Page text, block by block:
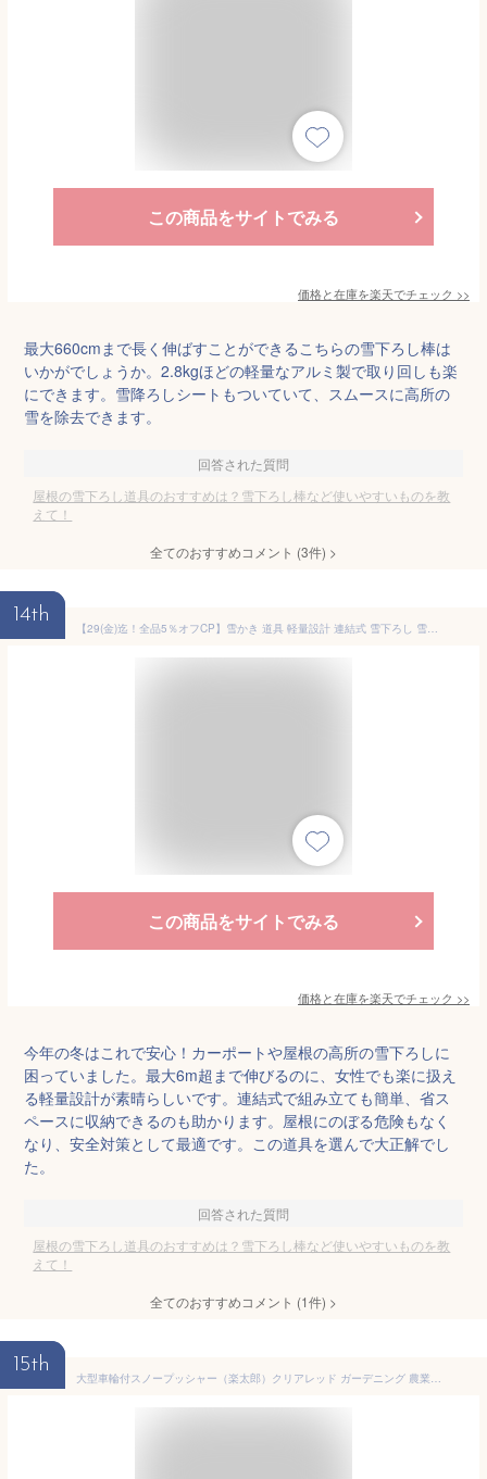
この商品をサイトでみる
価格と在庫を楽天でチェック >>
最大660cmまで長く伸ばすことができるこちらの雪下ろし棒は
いかがでしょうか。2.8kgほどの軽量なアルミ製で取り回しも楽
にできます。雪降ろしシートもついていて、スムースに高所の
雪を除去できます。
回答された質問
屋根の雪下ろし道具のおすすめは？雪下ろし棒など使いやすいものを教
えて！
全てのおすすめコメント (3件) >
14th
【29(金)迄！全品5％オフCP】雪かき 道具 軽量設計 連結式 雪下ろし 雪落とし 除雪用品 カーポート ひさし 屋根 雪かき棒 雪かき機 雪下ろしグッズ 降雪 高所 高さ調節可能 最大626cm 6m 簡単組立 省スペース コンパクト 女性でも楽々 屋根にのぼらず 冬 ny217
この商品をサイトでみる
価格と在庫を楽天でチェック >>
今年の冬はこれで安心！カーポートや屋根の高所の雪下ろしに
困っていました。最大6m超まで伸びるのに、女性でも楽に扱え
る軽量設計が素晴らしいです。連結式で組み立ても簡単、省ス
ペースに収納できるのも助かります。屋根にのぼる危険もなく
なり、安全対策として最適です。この道具を選んで大正解でし
た。
回答された質問
屋根の雪下ろし道具のおすすめは？雪下ろし棒など使いやすいものを教
えて！
全てのおすすめコメント (1件) >
15th
大型車輪付スノープッシャー（楽太郎）クリアレッド ガーデニング 農業 除雪用品 スノーショベルM5-MGKBO7802RD ポリカ−ボネート 新雪 雪掻き